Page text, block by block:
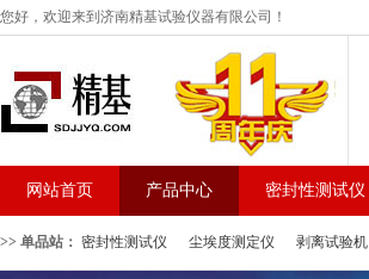
您好，欢迎来到济南精基试验仪器有限公司！
网站首页 产品中心 密封性测试仪
>> 单品站： 密封性测试仪 尘埃度测定仪 剥离试验机